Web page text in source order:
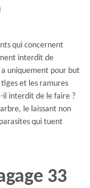
qui concernent
interdit de
uniquement pour but
et les ramures
il interdit de le faire ?
le laissant non
qui tuent
33